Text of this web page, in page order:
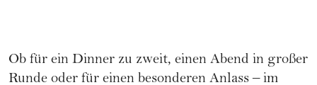
Ob für ein Dinner zu zweit, einen Abend in großer
Runde oder für einen besonderen Anlass – im